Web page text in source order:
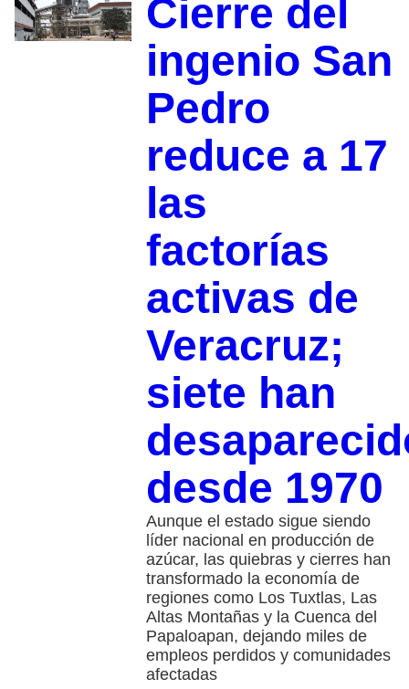
Cierre del
ingenio San
Pedro
reduce a 17
las
factorías
activas de
Veracruz;
siete han
desde 1970
Aunque el estado sigue siendo
líder nacional en producción de
azúcar, las quiebras y cierres han
transformado la economía de
regiones como Los Tuxtlas, Las
Altas Montañas y la Cuenca del
Papaloapan, dejando miles de
empleos perdidos y comunidades
afectadas